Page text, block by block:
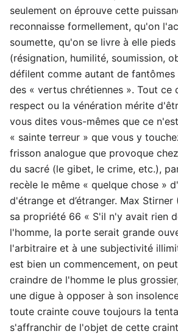
seulement on éprouve cette
reconnaisse formellement, qu'on
soumette, qu'on se livre à elle
(résignation, humilité, soumission,
défilent comme autant de
des « vertus chrétiennes ». Tout ce
respect ou la vénération mérite
vous dites vous-mêmes que ce
« sainte terreur » que vous y
frisson analogue que provoque
du sacré (le gibet, le crime, etc.),
recèle le même « quelque chose »
d'étrange et d’étranger. Max Stirner
sa propriété 66 « S'il n'y avait rien
l'homme, la porte serait grande
l'arbitraire et à une subjectivité
est bien un commencement, on
craindre de l'homme le plus
une digue à opposer à son
toute crainte couve toujours la
s'affranchir de l'objet de cette